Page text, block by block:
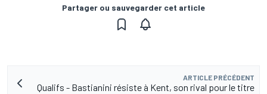
Partager ou sauvegarder cet article
ARTICLE PRÉCÉDENT
Qualifs - Bastianini résiste à Kent, son rival pour le titre